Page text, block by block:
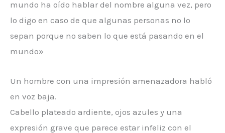
mundo ha oído hablar del nombre alguna vez, pero
lo digo en caso de que algunas personas no lo
sepan porque no saben lo que está pasando en el
mundo»
Un hombre con una impresión amenazadora habló
en voz baja.
Cabello plateado ardiente, ojos azules y una
expresión grave que parece estar infeliz con el